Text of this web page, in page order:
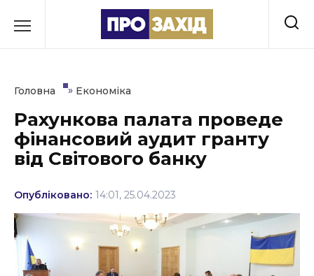
до
Культура
Освіта
Події
Політика
Соціум
Головна » Економіка
Рахункова палата проведе
фінансовий аудит гранту
від Світового банку
Опубліковано: 14:01, 25.04.2023